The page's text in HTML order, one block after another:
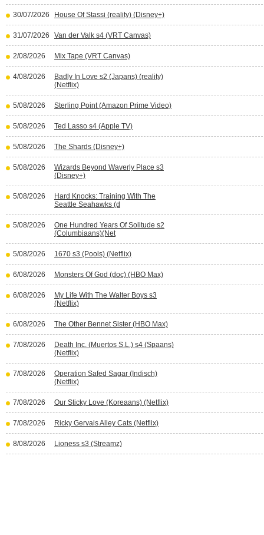
30/07/2026 House Of Stassi (reality) (Disney+)
31/07/2026 Van der Valk s4 (VRT Canvas)
2/08/2026 Mix Tape (VRT Canvas)
4/08/2026
Badly In Love s2 (Japans) (reality)
(Netflix)
5/08/2026 Sterling Point (Amazon Prime Video)
5/08/2026 Ted Lasso s4 (Apple TV)
5/08/2026 The Shards (Disney+)
5/08/2026
Wizards Beyond Waverly Place s3
(Disney+)
5/08/2026
Hard Knocks: Training With The
Seattle Seahawks (d
5/08/2026
One Hundred Years Of Solitude s2
(Columbiaans)(Net
5/08/2026 1670 s3 (Pools) (Netflix)
6/08/2026 Monsters Of God (doc) (HBO Max)
6/08/2026
My Life With The Walter Boys s3
(Netflix)
6/08/2026 The Other Bennet Sister (HBO Max)
7/08/2026
Death Inc. (Muertos S.L.) s4 (Spaans)
(Netflix)
7/08/2026
Operation Safed Sagar (Indisch)
(Netflix)
7/08/2026 Our Sticky Love (Koreaans) (Netflix)
7/08/2026 Ricky Gervais Alley Cats (Netflix)
8/08/2026 Lioness s3 (Streamz)